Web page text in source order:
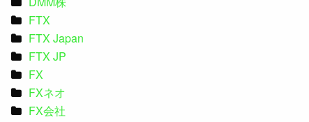
FTX
FTX Japan
FTX JP
FX
FXネオ
FX会社